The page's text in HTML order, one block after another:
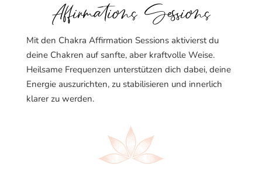
Affirmations Sessions
Mit den Chakra Affirmation Sessions aktivierst du
deine Chakren auf sanfte, aber kraftvolle Weise.
Heilsame Frequenzen unterstützen dich dabei, deine
Energie auszurichten, zu stabilisieren und innerlich
klarer zu werden.